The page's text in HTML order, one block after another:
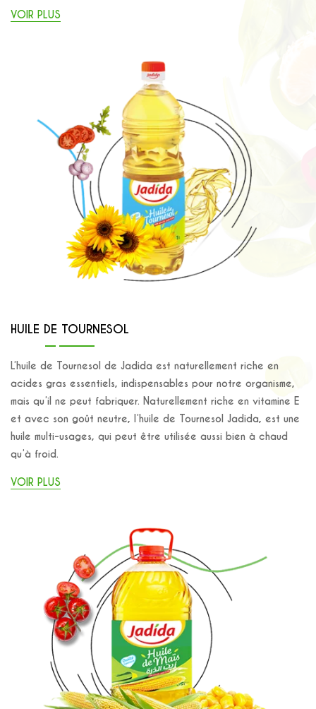
VOIR PLUS
HUILE DE TOURNESOL
L’huile de Tournesol de Jadida est naturellement riche en
acides gras essentiels, indispensables pour notre organisme,
mais qu’il ne peut fabriquer. Naturellement riche en vitamine E
et avec son goût neutre, l’huile de Tournesol Jadida, est une
huile multi-usages, qui peut être utilisée aussi bien à chaud
qu’à froid.
VOIR PLUS